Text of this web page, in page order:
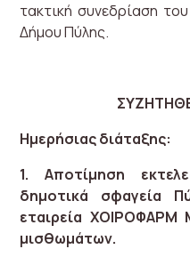
τακτική συνεδρίαση
Δήμου Πύλης.
Ημερήσιας διάταξης:
1. Αποτίμηση
δημοτικά σφαγεία
εταιρεία
μισθωμάτων.